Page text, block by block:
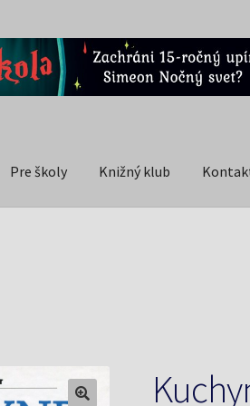
Pre školy Knižný klub